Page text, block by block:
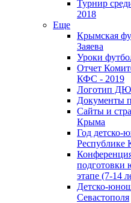
Турнир
2018
Еще
Крымская
Заяева
Уроки
Отчет
КФС - 2019
Логотип
Документы
Сайты и
Крыма
Год детско-
Республике
подготовки
этапе (7-14
Детско-
Севастополя